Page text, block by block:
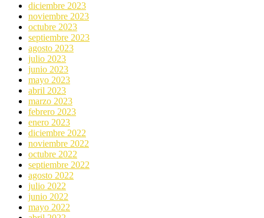
diciembre 2023
noviembre 2023
octubre 2023
septiembre 2023
agosto 2023
julio 2023
junio 2023
mayo 2023
abril 2023
marzo 2023
febrero 2023
enero 2023
diciembre 2022
noviembre 2022
octubre 2022
septiembre 2022
agosto 2022
julio 2022
junio 2022
mayo 2022